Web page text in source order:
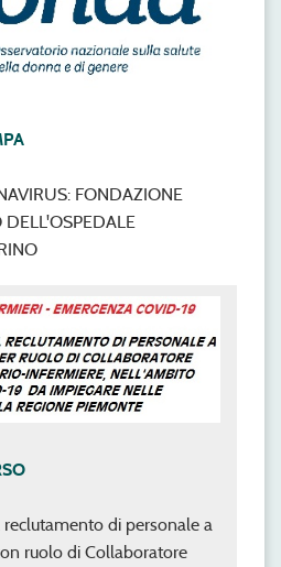
FONDAZIONE
di personale a
ruolo di Collaboratore